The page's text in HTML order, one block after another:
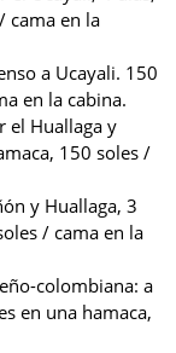
cama en la
a Ucayali. 150
en la cabina.
el Huallaga y
150 soles /
y Huallaga, 3
/ cama en la
colombiana: a
en una hamaca,